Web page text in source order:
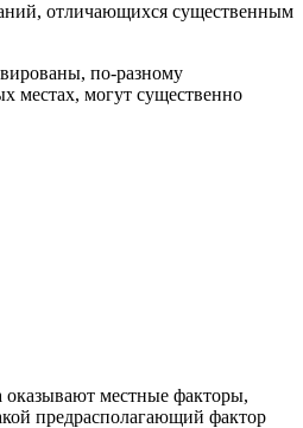
отличающихся существенным
по-разному
местах, могут существенно
оказывают местные факторы,
предрасполагающий фактор